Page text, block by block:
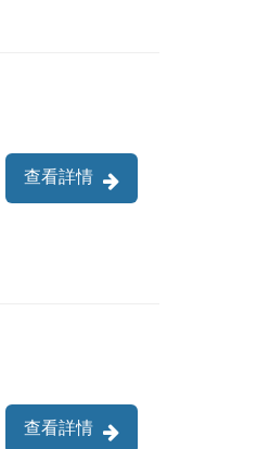
查看詳情
查看詳情